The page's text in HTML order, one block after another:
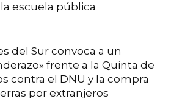
escuela pública
del Sur convoca a un
frente a la Quinta de
contra el DNU y la compra
por extranjeros